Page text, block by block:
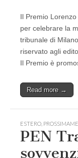
Il Premio
per celebrare la
tribunale di
riservato agli
Il Premio è
Read more →
ESTERO
PEN